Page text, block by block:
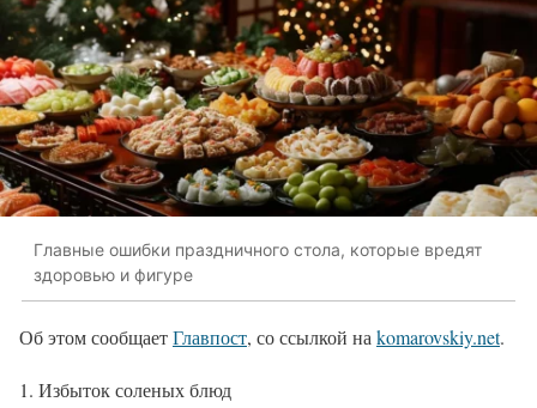
Главные ошибки праздничного стола, которые вредят
здоровью и фигуре
Об этом сообщаетГлавпост, со ссылкой на komarovskiy.net.
1. Избыток соленых блюд